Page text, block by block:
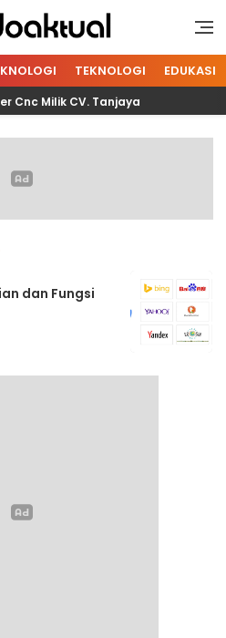
Aktual
TEKNOLOGI EDUKASI
Milik CV. Tanjaya
dan Fungsi